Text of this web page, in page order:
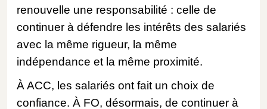
renouvelle une responsabilité : celle de
continuer à défendre les intérêts des salariés
avec la même rigueur, la même
indépendance et la même proximité.
À ACC, les salariés ont fait un choix de
confiance. À FO, désormais, de continuer à